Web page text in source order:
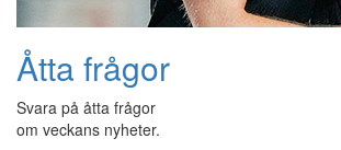
Åtta frågor
Svara på åtta frågor
om veckans nyheter.